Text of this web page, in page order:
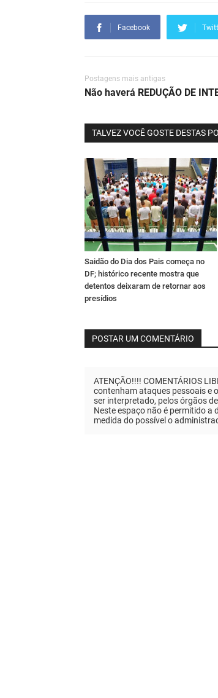
Facebook
Postagens mais antigas
Não haverá REDUÇÃO DE
TALVEZ VOCÊ GOSTE DESTAS
Saidão do Dia dos Pais começa no
DF; histórico recente mostra que
detentos deixaram de retornar aos
presídios
POSTAR UM COMENTÁRIO
ATENÇÃO!!!! COMENTÁRIOS
contenham ataques pessoais e
ser interpretado, pelos órgãos
Neste espaço não é permitido a
medida do possível o